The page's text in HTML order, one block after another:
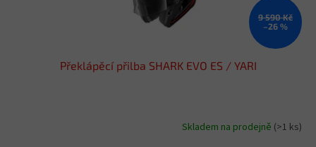
9 590 Kč
–26 %
Překlápěcí přilba SHARK EVO ES / YARI
Skladem na prodejně (>1 ks)